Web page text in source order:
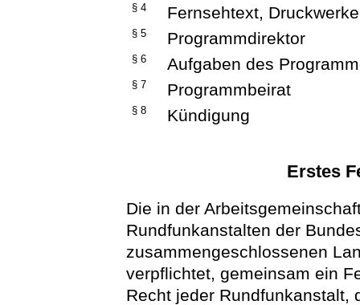
§ 4 Fernsehtext, Druckwerke
§ 5 Programmdirektor
§ 6 Aufgaben des
§ 7 Programmbeirat
§ 8 Kündigung
Erstes
Die in der
Rundfunkanstalten der
zusammengeschlossenen
verpflichtet, gemeinsam ein
Recht jeder Rundfunkanstalt,